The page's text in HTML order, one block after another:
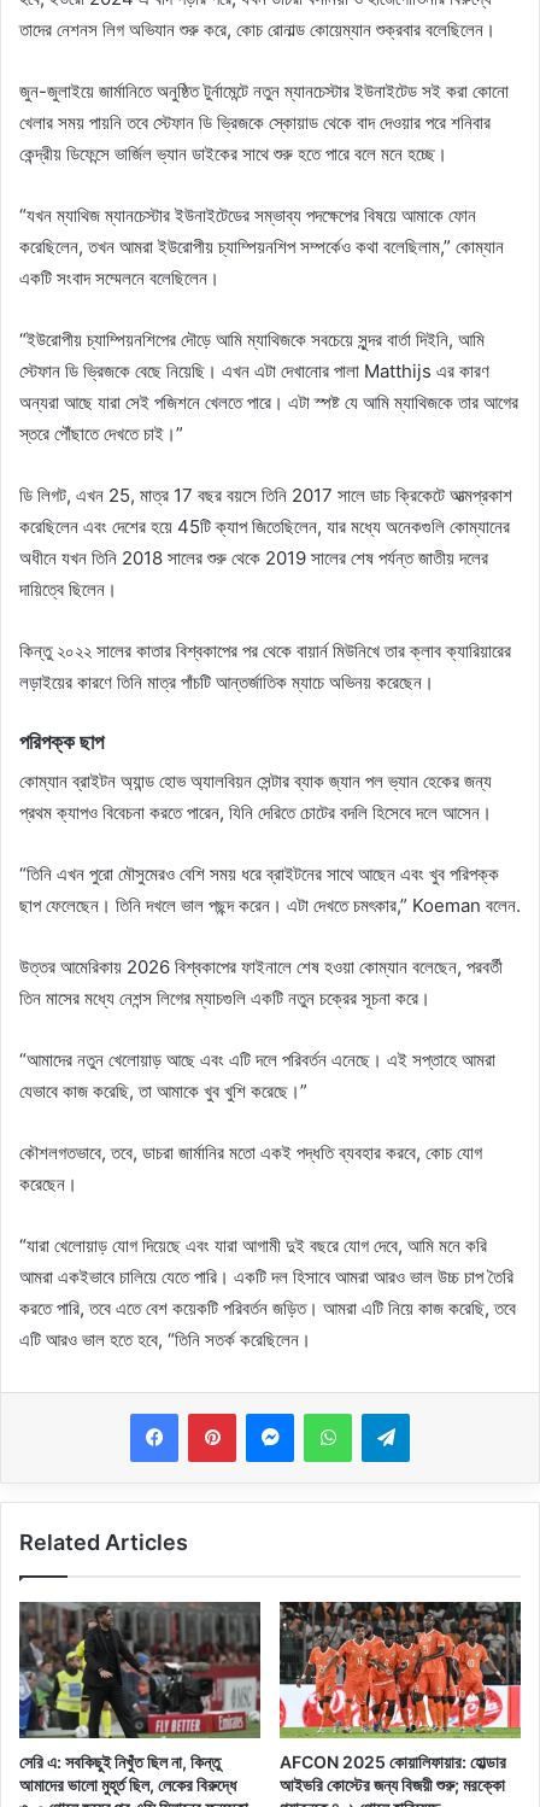
তাদের নেশনস লিগ অভিযান শুরু করে, কোচ রোনাল্ড কোয়েম্যান শুক্রবার বলেছিলেন।
জুন-জুলাইয়ে জার্মানিতে অনুষ্ঠিত টুর্নামেন্টে নতুন ম্যানচেস্টার ইউনাইটেড সই করা কোনো
খেলার সময় পায়নি তবে স্টেফান ডি ভ্রিজকে স্কোয়াড থেকে বাদ দেওয়ার পরে শনিবার
কেন্দ্রীয় ডিফেন্সে ভার্জিল ভ্যান ডাইকের সাথে শুরু হতে পারে বলে মনে হচ্ছে।
“যখন ম্যাথিজ ম্যানচেস্টার ইউনাইটেডের সম্ভাব্য পদক্ষেপের বিষয়ে আমাকে ফোন
করেছিলেন, তখন আমরা ইউরোপীয় চ্যাম্পিয়নশিপ সম্পর্কেও কথা বলেছিলাম,” কোম্যান
একটি সংবাদ সম্মেলনে বলেছিলেন।
“ইউরোপীয় চ্যাম্পিয়নশিপের দৌড়ে আমি ম্যাথিজকে সবচেয়ে সুন্দর বার্তা দিইনি, আমি
স্টেফান ডি ভ্রিজকে বেছে নিয়েছি। এখন এটা দেখানোর পালা Matthijs এর কারণ
অন্যরা আছে যারা সেই পজিশনে খেলতে পারে। এটা স্পষ্ট যে আমি ম্যাথিজকে তার আগের
স্তরে পৌঁছাতে দেখতে চাই।”
ডি লিগট, এখন 25, মাত্র 17 বছর বয়সে তিনি 2017 সালে ডাচ ক্রিকেটে আত্মপ্রকাশ
করেছিলেন এবং দেশের হয়ে 45টি ক্যাপ জিতেছিলেন, যার মধ্যে অনেকগুলি কোম্যানের
অধীনে যখন তিনি 2018 সালের শুরু থেকে 2019 সালের শেষ পর্যন্ত জাতীয় দলের
দায়িত্বে ছিলেন।
কিন্তু ২০২২ সালের কাতার বিশ্বকাপের পর থেকে বায়ার্ন মিউনিখে তার ক্লাব ক্যারিয়ারের
লড়াইয়ের কারণে তিনি মাত্র পাঁচটি আন্তর্জাতিক ম্যাচে অভিনয় করেছেন।
পরিপক্ক ছাপ
কোম্যান ব্রাইটন অ্যান্ড হোভ অ্যালবিয়ন সেন্টার ব্যাক জ্যান পল ভ্যান হেকের জন্য
প্রথম ক্যাপও বিবেচনা করতে পারেন, যিনি দেরিতে চোটের বদলি হিসেবে দলে আসেন।
“তিনি এখন পুরো মৌসুমেরও বেশি সময় ধরে ব্রাইটনের সাথে আছেন এবং খুব পরিপক্ক
ছাপ ফেলেছেন। তিনি দখলে ভাল পছন্দ করেন। এটা দেখতে চমৎকার,” Koeman বলেন.
উত্তর আমেরিকায় 2026 বিশ্বকাপের ফাইনালে শেষ হওয়া কোম্যান বলেছেন, পরবর্তী
তিন মাসের মধ্যে নেশন্স লিগের ম্যাচগুলি একটি নতুন চক্রের সূচনা করে।
“আমাদের নতুন খেলোয়াড় আছে এবং এটি দলে পরিবর্তন এনেছে। এই সপ্তাহে আমরা
যেভাবে কাজ করেছি, তা আমাকে খুব খুশি করেছে।”
কৌশলগতভাবে, তবে, ডাচরা জার্মানির মতো একই পদ্ধতি ব্যবহার করবে, কোচ যোগ
করেছেন।
“যারা খেলোয়াড় যোগ দিয়েছে এবং যারা আগামী দুই বছরে যোগ দেবে, আমি মনে করি
আমরা একইভাবে চালিয়ে যেতে পারি। একটি দল হিসাবে আমরা আরও ভাল উচ্চ চাপ তৈরি
করতে পারি, তবে এতে বেশ কয়েকটি পরিবর্তন জড়িত। আমরা এটি নিয়ে কাজ করেছি, তবে
এটি আরও ভাল হতে হবে, “তিনি সতর্ক করেছিলেন।
MessengerWhatsAppTelegram
Related Articles
সেরি এ: সবকিছুই নিখুঁত ছিল না, কিন্তু
আমাদের ভালো মুহূর্ত ছিল, লেকের বিরুদ্ধে
AFCON 2025 কোয়ালিফায়ার: হোল্ডার
আইভরি কোস্টের জন্য বিজয়ী শুরু; মরক্কো